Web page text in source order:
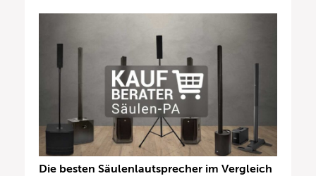
Die besten Säulenlautsprecher im Vergleich